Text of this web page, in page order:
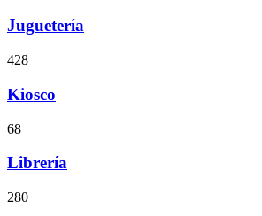
Juguetería
428
Kiosco
68
Librería
280